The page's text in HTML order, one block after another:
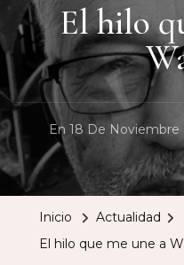
El hilo
En 18 De Noviembre
Inicio
Actualidad
El hilo que me une a